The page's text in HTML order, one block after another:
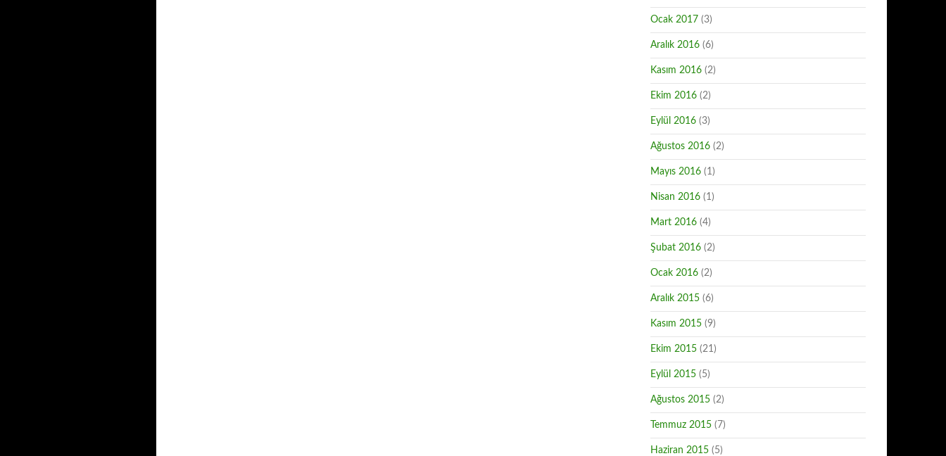
Ocak 2017 (3)
Aralık 2016 (6)
Kasım 2016 (2)
Ekim 2016 (2)
Eylül 2016 (3)
Ağustos 2016 (2)
Mayıs 2016 (1)
Nisan 2016 (1)
Mart 2016 (4)
Şubat 2016 (2)
Ocak 2016 (2)
Aralık 2015 (6)
Kasım 2015 (9)
Ekim 2015 (21)
Eylül 2015 (5)
Ağustos 2015 (2)
Temmuz 2015 (7)
Haziran 2015 (5)